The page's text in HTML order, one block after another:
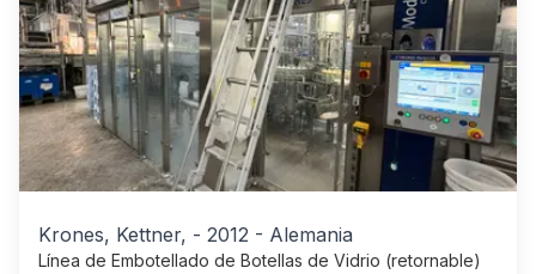
Krones, Kettner, - 2012 - Alemania
Línea de Embotellado de Botellas de Vidrio (retornable)